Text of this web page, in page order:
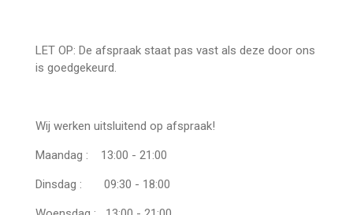
LET OP: De afspraak staat pas vast als deze door ons
is goedgekeurd.
Wij werken uitsluitend op afspraak!
Maandag : 13:00 - 21:00
Dinsdag : 09:30 - 18:00